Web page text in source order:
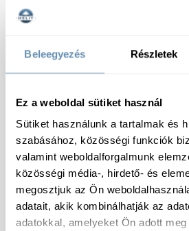
Beleegyezés Részletek
Ez a weboldal sütiket használ
Sütiket használunk a tartalmak és
szabásához, közösségi funkciók
valamint weboldalforgalmunk
közösségi média-, hirdető- és
megosztjuk az Ön
adatait, akik kombinálhatják az
adatokkal, amelyeket Ön adott
üveges 190ml/200g